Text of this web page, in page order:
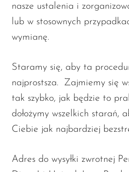
nasze ustalenia i
lub w stosownych
wymianę.
Staramy się, aby ta
najprostsza. Zajmiemy się
tak szybko, jak będzie to
dołożymy wszelkich starań,
Ciebie jak najbardziej
Adres do wysyłki zwrotnej